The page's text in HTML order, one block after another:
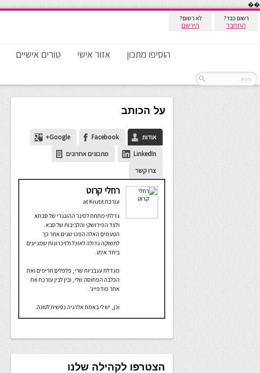
��
רשום כבר?
התחבר
לא רשום?
הירשם
הוסיפו מתכון אזור אישי טורים אישיים
על הכותב
אודות Facebook
Google+
LinkedIn
מתכונים אחרונים
צרו קשר
רחלי קרוט
עורכת Krutit
גדלתי מתחת לסינר ההונגרי של סבתא
ולצד הפירושקי והלביבות של סבא.
הטעמים האלה הפכו שנים אחר כך
לתשוקה גדולה לאוכל ולזיכרונות שמגיעים
ביחד איתו.
מגדלת עגבניות שרי, פלפלים חריפים ואת
הכלבה הפחוסה שלי, ובין לבין עורכת את
אתר פודפייג'.
וכן, יש לי באמת אלרגיה נפשית לטונה.
הצטרפו לקהילה שלנו